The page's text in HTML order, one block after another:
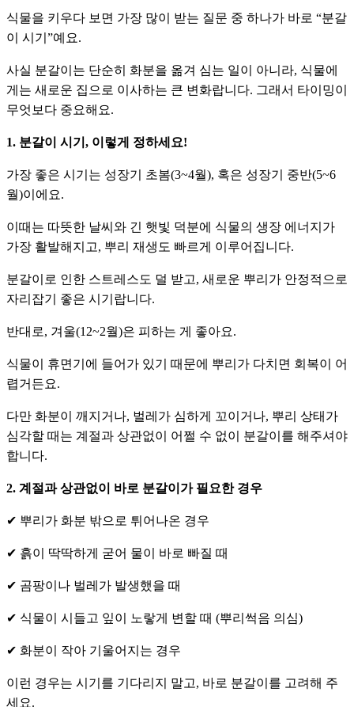
식물을 키우다 보면 가장 많이 받는 질문 중 하나가 바로 “분갈
이 시기”예요.
사실 분갈이는 단순히 화분을 옮겨 심는 일이 아니라, 식물에
게는 새로운 집으로 이사하는 큰 변화랍니다. 그래서 타이밍이
무엇보다 중요해요.
1. 분갈이 시기, 이렇게 정하세요!
가장 좋은 시기는 성장기 초봄(3~4월), 혹은 성장기 중반(5~6
월)이에요.
이때는 따뜻한 날씨와 긴 햇빛 덕분에 식물의 생장 에너지가
가장 활발해지고, 뿌리 재생도 빠르게 이루어집니다.
분갈이로 인한 스트레스도 덜 받고, 새로운 뿌리가 안정적으로
자리잡기 좋은 시기랍니다.
반대로, 겨울(12~2월)은 피하는 게 좋아요.
식물이 휴면기에 들어가 있기 때문에 뿌리가 다치면 회복이 어
렵거든요.
다만 화분이 깨지거나, 벌레가 심하게 꼬이거나, 뿌리 상태가
심각할 때는 계절과 상관없이 어쩔 수 없이 분갈이를 해주셔야
합니다.
2. 계절과 상관없이 바로 분갈이가 필요한 경우
✔ 뿌리가 화분 밖으로 튀어나온 경우
✔ 흙이 딱딱하게 굳어 물이 바로 빠질 때
✔ 곰팡이나 벌레가 발생했을 때
✔ 식물이 시들고 잎이 노랗게 변할 때 (뿌리썩음 의심)
✔ 화분이 작아 기울어지는 경우
이런 경우는 시기를 기다리지 말고, 바로 분갈이를 고려해 주
세요.